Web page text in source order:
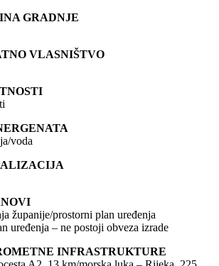
GRADNJE
VLASNIŠTVO
voda
županije/prostorni plan uređenja
uređenja – ne postoji obveza izrade
INFRASTRUKTURE